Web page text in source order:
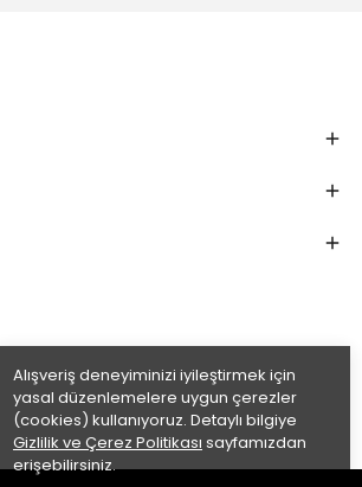
Alışveriş deneyiminizi iyileştirmek için
yasal düzenlemelere uygun çerezler
(cookies) kullanıyoruz. Detaylı bilgiye
Gizlilik ve Çerez Politikası sayfamızdan
erişebilirsiniz.